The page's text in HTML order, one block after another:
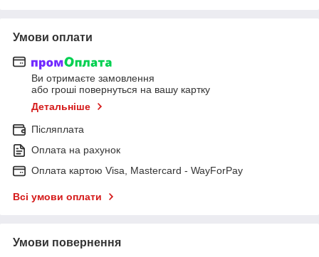
Умови оплати
Ви отримаєте замовлення
або гроші повернуться на вашу картку
Детальніше
Післяплата
Оплата на рахунок
Оплата картою Visa, Mastercard - WayForPay
Всі умови оплати
Умови повернення